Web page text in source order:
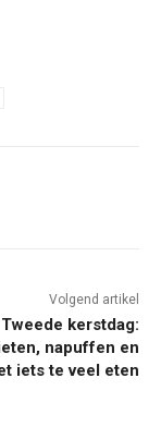
Volgend artikel
Tweede kerstdag:
napuffen en
iets te veel eten